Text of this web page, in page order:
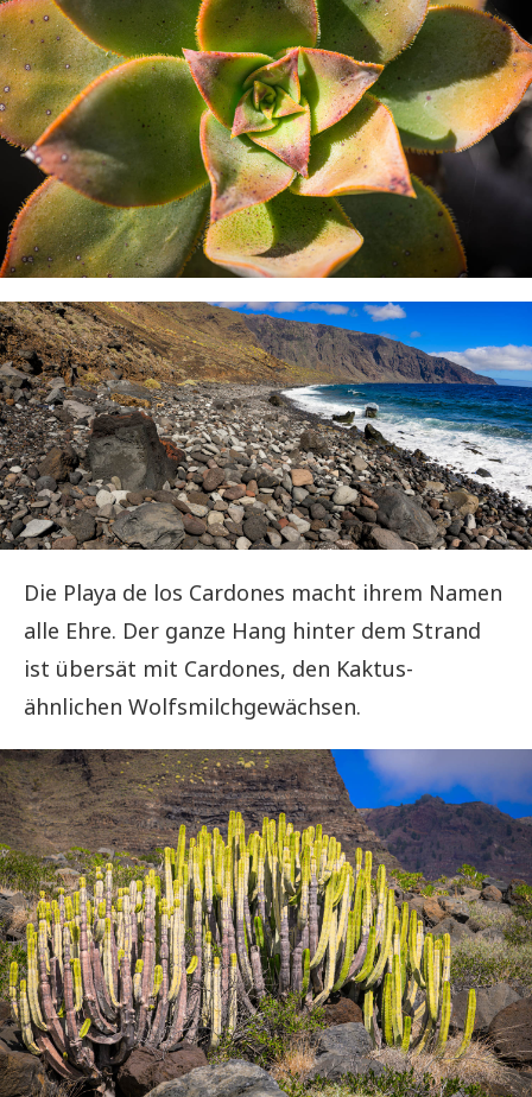
Die Playa de los Cardones macht ihrem Namen
alle Ehre. Der ganze Hang hinter dem Strand
ist übersät mit Cardones, den Kaktus-
ähnlichen Wolfsmilchgewächsen.